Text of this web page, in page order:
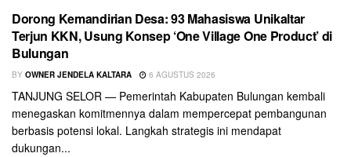
Dorong Kemandirian Desa: 93 Mahasiswa Unikaltar
Terjun KKN, Usung Konsep ‘One Village One Product’ di
Bulungan
BY OWNER JENDELA KALTARA 6 AGUSTUS 2026
TANJUNG SELOR — Pemerintah Kabupaten Bulungan kembali
menegaskan komitmennya dalam mempercepat pembangunan
berbasis potensi lokal. Langkah strategis ini mendapat
dukungan...